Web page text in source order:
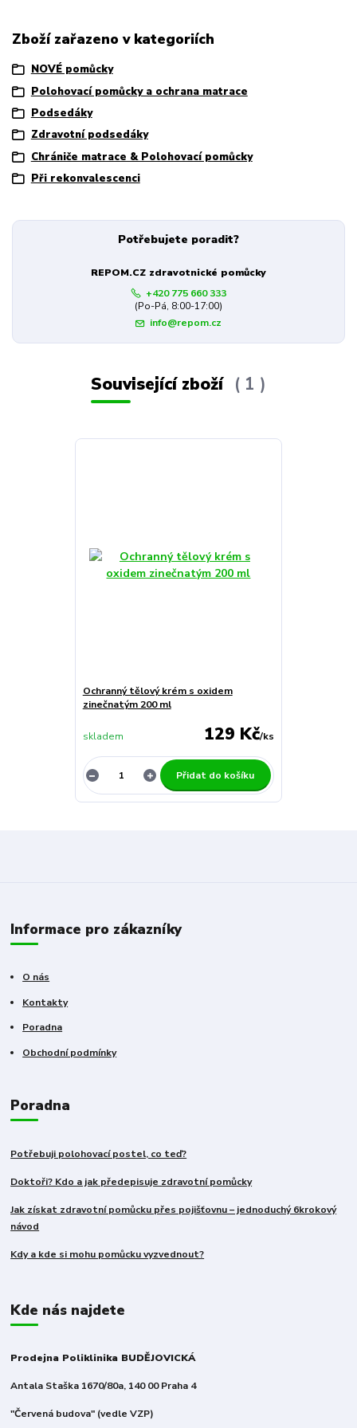
Zboží zařazeno v kategoriích
NOVÉ pomůcky
Polohovací pomůcky a ochrana matrace
Podsedáky
Zdravotní podsedáky
Chrániče matrace & Polohovací pomůcky
Při rekonvalescenci
Potřebujete poradit?
REPOM.CZ zdravotnické pomůcky
+420 775 660 333
(Po-Pá, 8:00-17:00)
info@repom.cz
Související zboží 1
Ochranný tělový krém s oxidem
zinečnatým 200 ml
129 Kč/ks
skladem
Přidat do košíku
Informace pro zákazníky
O nás
Kontakty
Poradna
Obchodní podmínky
Poradna
Potřebuji polohovací postel, co teď?
Doktoři? Kdo a jak předepisuje zdravotní pomůcky
Jak získat zdravotní pomůcku přes pojišťovnu – jednoduchý 6krokový
návod
Kdy a kde si mohu pomůcku vyzvednout?
Kde nás najdete
Prodejna Poliklinika BUDĚJOVICKÁ
Antala Staška 1670/80a, 140 00 Praha 4
"Červená budova" (vedle VZP)